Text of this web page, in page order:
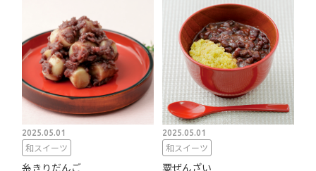
2025.05.01
和スイーツ
糸きりだんご
2025.05.01
和スイーツ
粟ぜんざい